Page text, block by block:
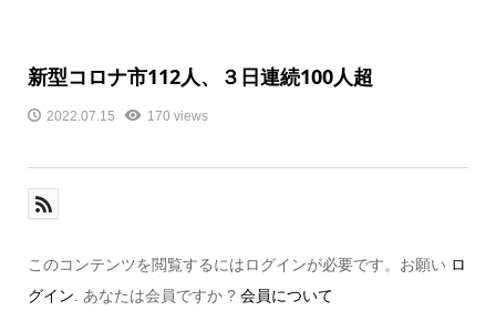
新型コロナ市112人、３日連続100人超
2022.07.15 170 views
このコンテンツを閲覧するにはログインが必要です。お願い ロ
グイン . あなたは会員ですか ? 会員について